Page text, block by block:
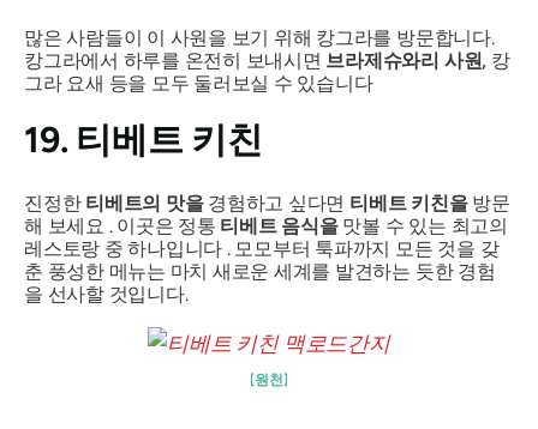
많은 사람들이 이 사원을 보기 위해 캉그라를 방문합니다.
캉그라에서 하루를 온전히 보내시면 브라제슈와리 사원, 캉
그라 요새 등을 모두 둘러보실 수 있습니다
19. 티베트 키친
진정한 티베트의 맛을경험하고 싶다면 티베트 키친을방문
해 보세요 . 이곳은 정통 티베트 음식을맛볼 수 있는 최고의
레스토랑 중 하나입니다 . 모모부터 툭파까지 모든 것을 갖
춘 풍성한 메뉴는 마치 새로운 세계를 발견하는 듯한 경험
을 선사할 것입니다.
[원천]